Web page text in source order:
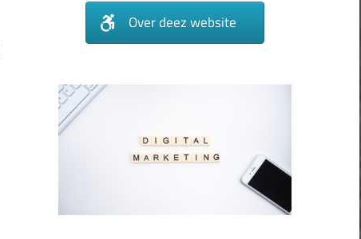
Over deez website